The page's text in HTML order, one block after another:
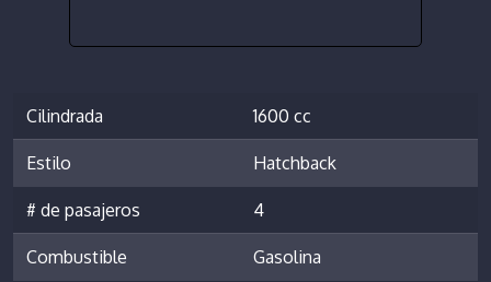
Cilindrada 1600 cc
Estilo Hatchback
# de pasajeros 4
Combustible Gasolina